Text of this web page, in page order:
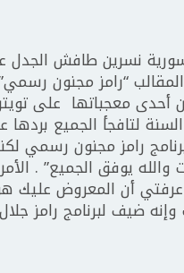
نسرين طافش
أحدى معجباتها على
لتافجأ الجميع
رامز مجنون رسمي
والله يوفق الجميع” .
أن المعروض عليك
ضيف لبرنامج رامز